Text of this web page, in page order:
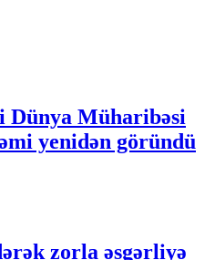
Dünya Müharibəsi
yenidən göründü
zorla əsgərliyə